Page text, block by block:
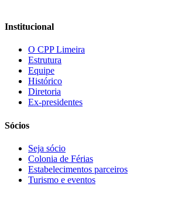
Institucional
O CPP Limeira
Estrutura
Equipe
Histórico
Diretoria
Ex-presidentes
Sócios
Seja sócio
Colonia de Férias
Estabelecimentos parceiros
Turismo e eventos